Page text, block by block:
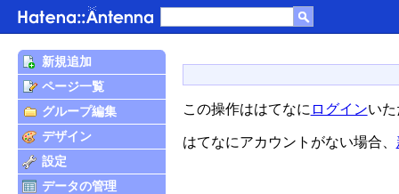
この操作ははてなに ログインい
はてなにアカウントがない場合、
新規追加
ページ一覧
グループ編集
デザイン
設定
データの管理